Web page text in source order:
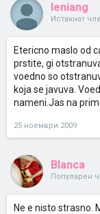
leniang
Истакнат
Etericno maslo od
prstite, gi
voedno so
koja se javuva.
nameni.Jas na
25 ноември 2009
Blanca
Популарен
Ne e nisto strasno.